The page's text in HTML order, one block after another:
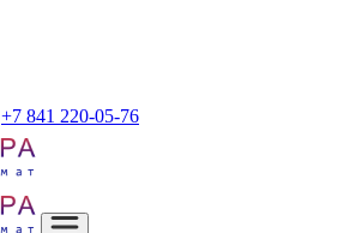
+7 841 220-05-76